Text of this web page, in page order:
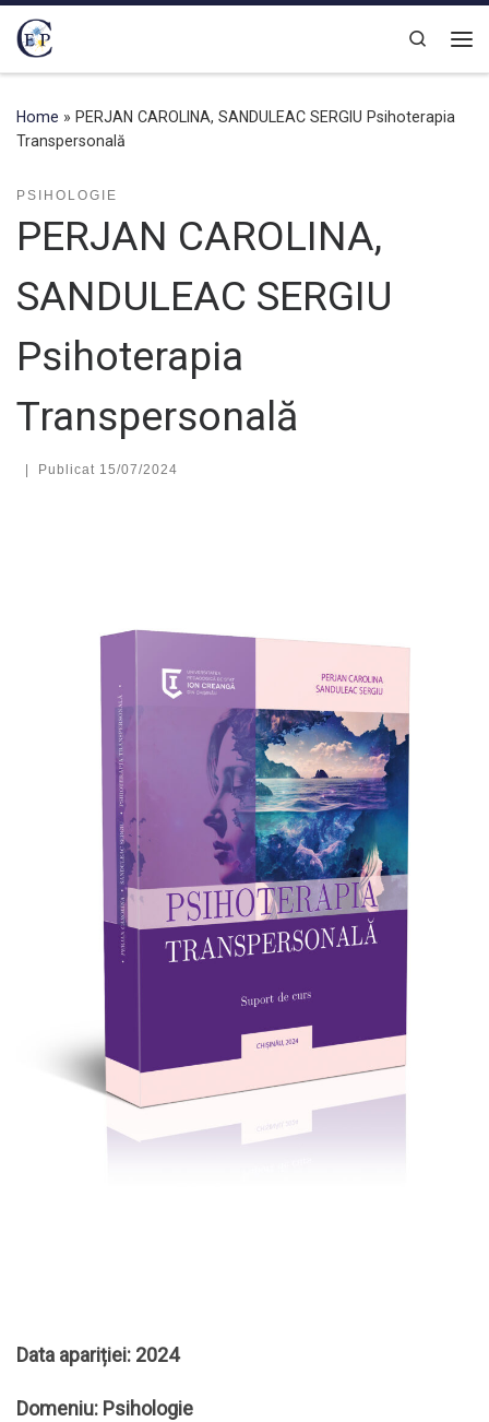
Skip to content Search
Home » PERJAN CAROLINA, SANDULEAC SERGIU Psihoterapia
Transpersonală
PSIHOLOGIE
PERJAN CAROLINA,
SANDULEAC SERGIU
Psihoterapia
Transpersonală
| Publicat 15/07/2024
Data apariției: 2024
Domeniu: Psihologie